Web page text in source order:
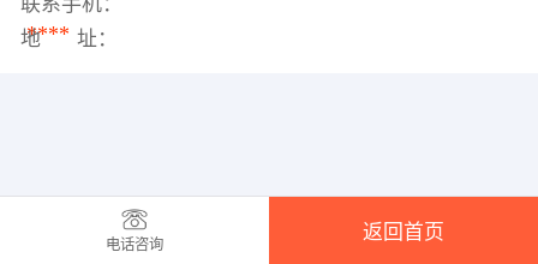
****
地 址：
电话咨询
返回首页